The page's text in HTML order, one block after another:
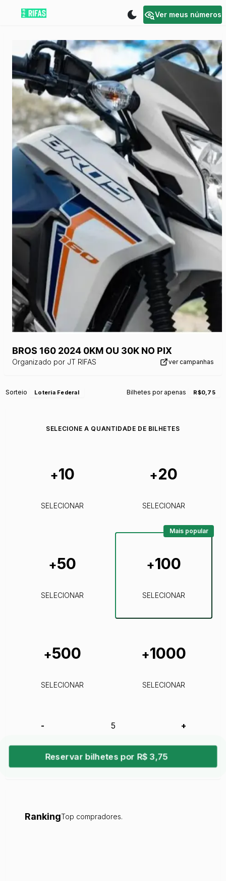
Ver meus números
BROS 160 2024 0KM OU 30K NO PIX
Organizado por JT RIFAS ver campanhas
Sorteio Loteria Federal Bilhetes por apenas R$0,75
SELECIONE A QUANTIDADE DE BILHETES
+10
SELECIONAR
+20
SELECIONAR
+50
SELECIONAR
+100
SELECIONAR
Mais popular
+500
SELECIONAR
+1000
SELECIONAR
- +
Reservar bilhetes por R$ 3,75
RankingTop compradores.